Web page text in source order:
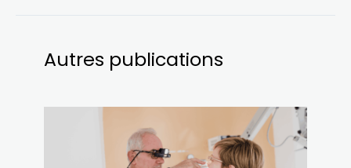
Autres publications